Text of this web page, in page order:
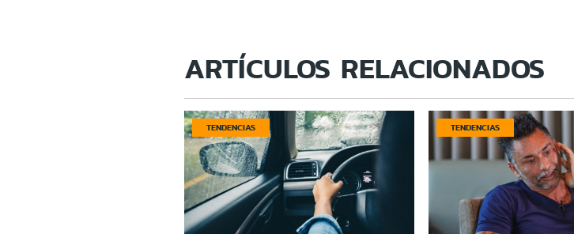
ARTÍCULOS RELACIONADOS
TENDENCIAS TENDENCIAS